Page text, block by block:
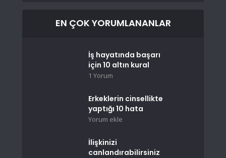
EN ÇOK YORUMLANANLAR
İş hayatında başarı
için 10 altın kural
1 Yorum
Erkeklerin cinsellikte
yaptığı 10 hata
Yorum ekle
İlişkinizi
canlandırabilirsiniz